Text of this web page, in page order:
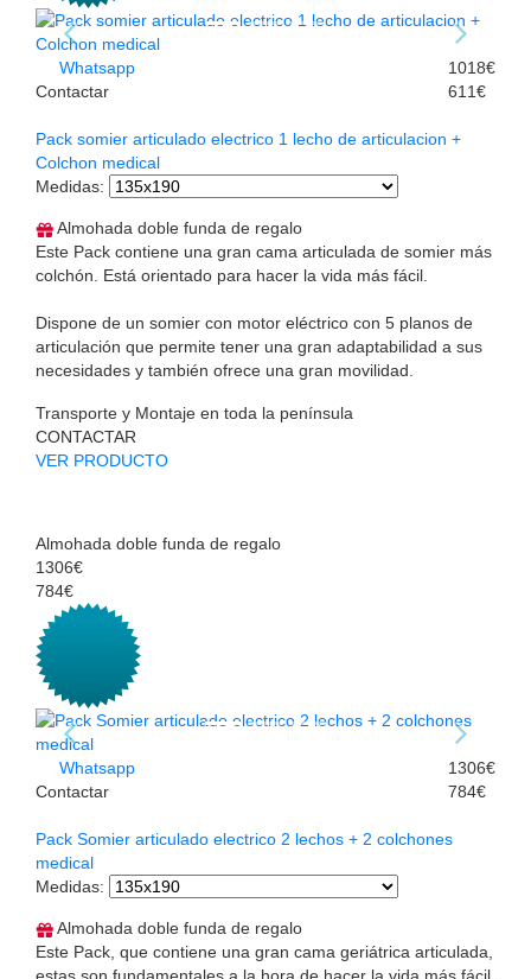
Whatsapp
Contactar
1018€
611€
Pack somier articulado electrico 1 lecho de articulacion +
Colchon medical
Medidas:
Almohada doble funda de regalo
Este Pack contiene una gran cama articulada de somier más
colchón. Está orientado para hacer la vida más fácil.
Dispone de un somier con motor eléctrico con 5 planos de
articulación que permite tener una gran adaptabilidad a sus
necesidades y también ofrece una gran movilidad.
Transporte y Montaje en toda la península
CONTACTAR
VER PRODUCTO
Almohada doble funda de regalo
1306€
784€
Whatsapp
Contactar
1306€
784€
Pack Somier articulado electrico 2 lechos + 2 colchones
medical
Medidas:
Almohada doble funda de regalo
Este Pack, que contiene una gran cama geriátrica articulada,